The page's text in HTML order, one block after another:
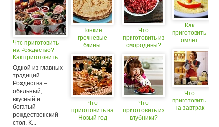
Что приготовить
на Рождество?
Как приготовить
сочиво и узвар?
Одной из главных
традиций
Рождества –
обильный,
вкусный и
богатый
рождественский
стол. К...
Тонкие
гречневые
блины.
нежные блины
из гречневой
муки.
Что
приготовить на
Новый год
Что
приготовить из
смородины?
Что
приготовить из
клубники?
Как
приготовить
омлет
Что
приготовить
на завтрак